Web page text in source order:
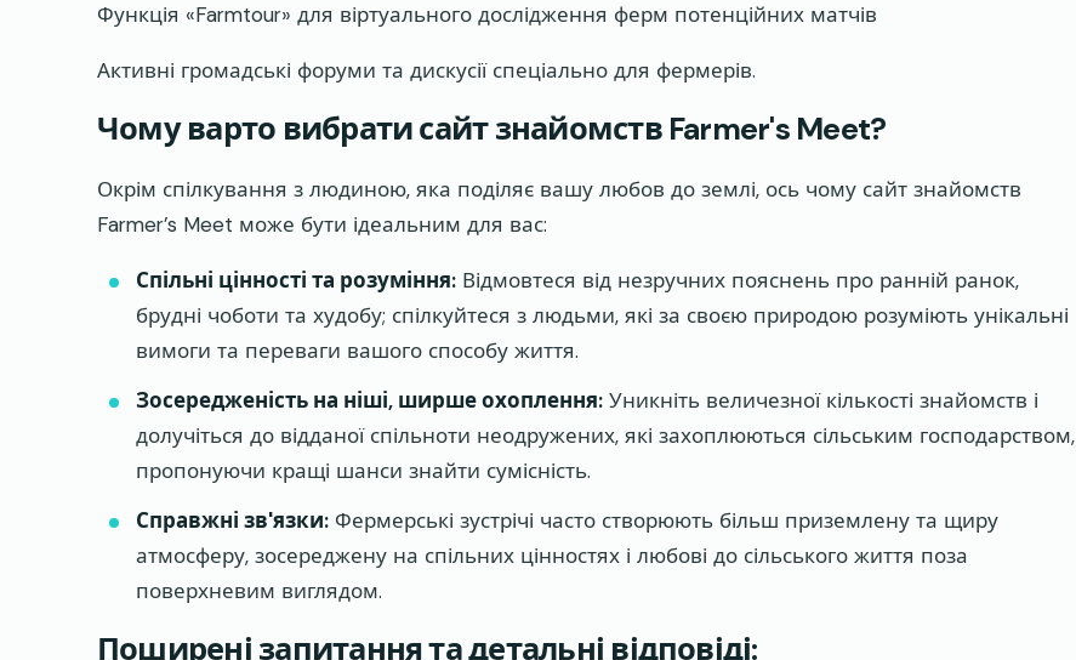
Функція «Farmtour» для віртуального дослідження ферм потенційних матчів
Активні громадські форуми та дискусії спеціально для фермерів.
Чому варто вибрати сайт знайомств Farmer's Meet?
Окрім спілкування з людиною, яка поділяє вашу любов до землі, ось чому сайт знайомств
Farmer’s Meet може бути ідеальним для вас:
Спільні цінності та розуміння: Відмовтеся від незручних пояснень про ранній ранок,
брудні чоботи та худобу; спілкуйтеся з людьми, які за своєю природою розуміють унікальні
вимоги та переваги вашого способу життя.
Зосередженість на ніші, ширше охоплення: Уникніть величезної кількості знайомств і
долучіться до відданої спільноти неодружених, які захоплюються сільським господарством,
пропонуючи кращі шанси знайти сумісність.
Справжні зв'язки: Фермерські зустрічі часто створюють більш приземлену та щиру
атмосферу, зосереджену на спільних цінностях і любові до сільського життя поза
поверхневим виглядом.
Поширені запитання та детальні відповіді: